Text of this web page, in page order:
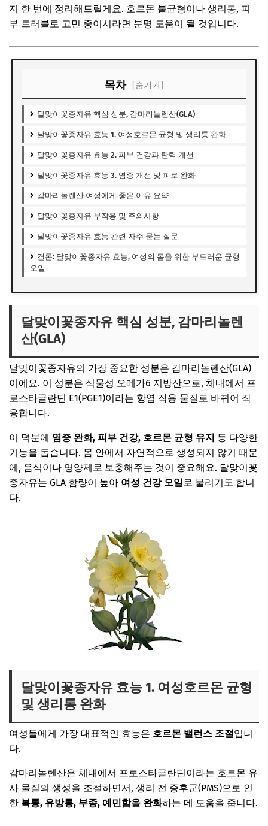
지 한 번에 정리해드릴게요. 호르몬 불균형이나 생리통, 피
부 트러블로 고민 중이시라면 분명 도움이 될 것입니다.
목차 [숨기기]
달맞이꽃종자유 핵심 성분, 감마리놀렌산(GLA)
달맞이꽃종자유 효능 1. 여성호르몬 균형 및 생리통 완화
달맞이꽃종자유 효능 2. 피부 건강과 탄력 개선
달맞이꽃종자유 효능 3. 염증 개선 및 피로 완화
감마리놀렌산 여성에게 좋은 이유 요약
달맞이꽃종자유 부작용 및 주의사항
달맞이꽃종자유 효능 관련 자주 묻는 질문
결론: 달맞이꽃종자유 효능, 여성의 몸을 위한 부드러운 균형
오일
달맞이꽃종자유 핵심 성분, 감마리놀렌
산(GLA)
달맞이꽃종자유의 가장 중요한 성분은 감마리놀렌산(GLA)
이에요. 이 성분은 식물성 오메가6 지방산으로, 체내에서 프
로스타글란딘 E1(PGE1)이라는 항염 작용 물질로 바뀌어 작
용합니다.
이 덕분에 염증 완화, 피부 건강, 호르몬 균형 유지 등 다양한
기능을 돕습니다. 몸 안에서 자연적으로 생성되지 않기 때문
에, 음식이나 영양제로 보충해주는 것이 중요해요. 달맞이꽃
종자유는 GLA 함량이 높아 여성 건강 오일로 불리기도 합니
다.
달맞이꽃종자유 효능 1. 여성호르몬 균형
및 생리통 완화
여성들에게 가장 대표적인 효능은 호르몬 밸런스 조절입니
다.
감마리놀렌산은 체내에서 프로스타글란딘이라는 호르몬 유
사 물질의 생성을 조절하면서, 생리 전 증후군(PMS)으로 인
한 복통, 유방통, 부종, 예민함을 완화하는 데 도움을 줍니다.